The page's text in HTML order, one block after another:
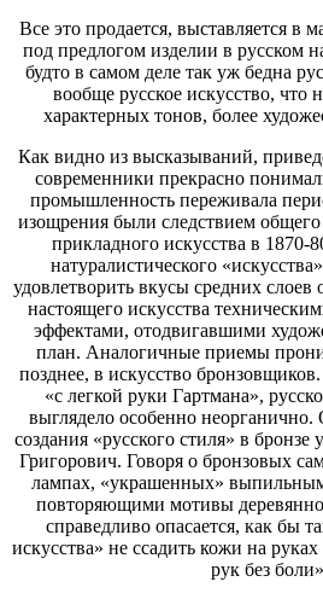
Все это продается, выставляется в
под предлогом изделии в русском
будто в самом деле так уж бедна
вообще русское искусство, что
характерных тонов, более
Как видно из высказываний,
современники прекрасно
промышленность переживала
изощрения были следствием общего
прикладного искусства в 1870-
натуралистического
удовлетворить вкусы средних
настоящего искусства
эффектами, отодвигавшими
план. Аналогичные приемы
позднее, в искусство
«с легкой руки Гартмана»,
выглядело особенно
создания «русского стиля» в бронзе
Григорович. Говоря о бронзовых
лампах, «украшенных»
повторяющими мотивы
справедливо опасается, как бы
искусства» не ссадить кожи на
рук без